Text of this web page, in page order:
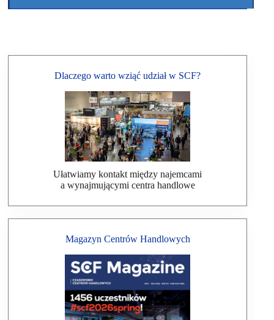
Dlaczego warto wziąć udział w SCF?
Ułatwiamy kontakt między najemcami
a wynajmującymi centra handlowe
Magazyn Centrów Handlowych